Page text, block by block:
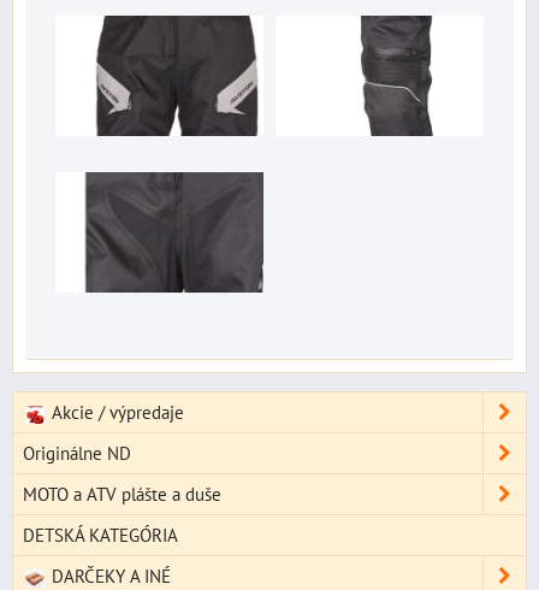
Akcie / výpredaje
Originálne ND
MOTO a ATV plášte a duše
DETSKÁ KATEGÓRIA
DARČEKY A INÉ